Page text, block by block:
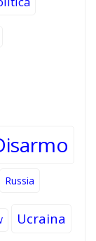
Russia
Ucraina